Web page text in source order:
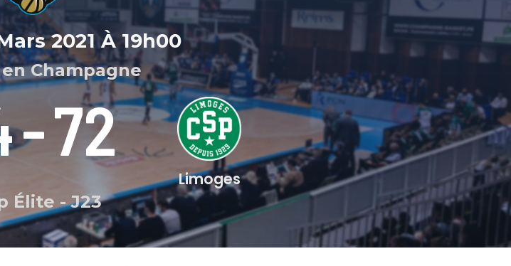
2021À 19h00
Champagne
-72
Limoges
Élite-J23